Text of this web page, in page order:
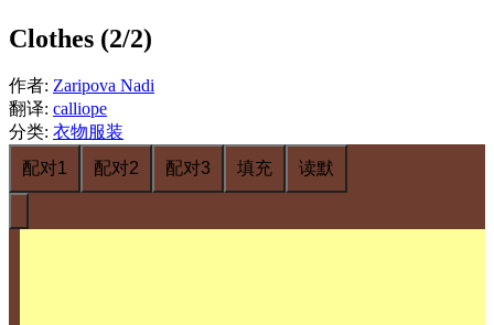
Clothes (2/2)
作者: Zaripova Nadi
翻译: calliope
分类: 衣物服装
配对1
配对2 配对3 填充 读默